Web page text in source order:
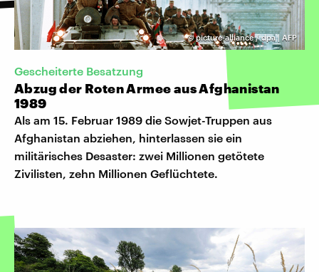
©picture-alliance / dpa | AFP
Gescheiterte Besatzung
Abzug der Roten Armee aus Afghanistan
1989
Als am 15. Februar 1989 die Sowjet-Truppen aus
Afghanistan abziehen, hinterlassen sie ein
militärisches Desaster: zwei Millionen getötete
Zivilisten, zehn Millionen Geflüchtete.